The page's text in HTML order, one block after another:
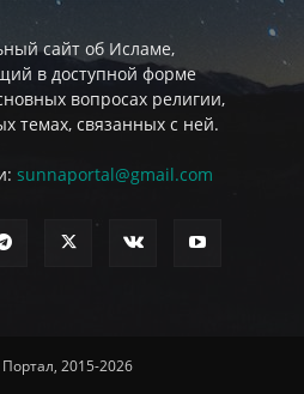
сайт об Исламе,
в доступной форме
вопросах религии,
темах, связанных с ней.
sunnaportal@gmail.com
2015-2026